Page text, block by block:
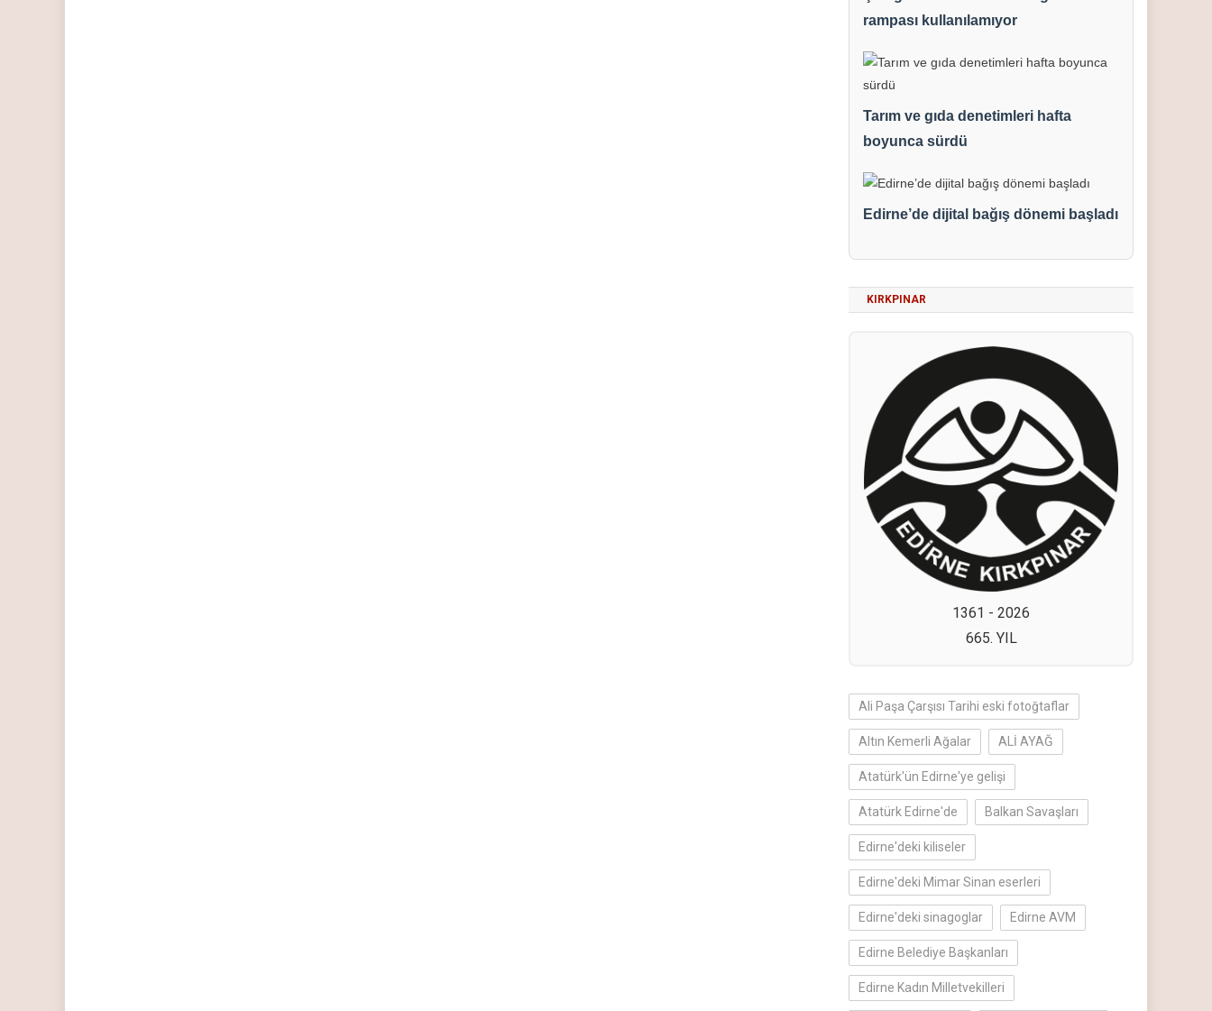
rampası kullanılamıyor
Tarım ve gıda denetimleri hafta
boyunca sürdü
Edirne’de dijital bağış dönemi başladı
KIRKPINAR
1361 - 2026
665. YIL
Ali Paşa Çarşısı Tarihi eski fotoğtaflar
Altın Kemerli Ağalar ALİ AYAĞ
Atatürk'ün Edirne'ye gelişi
Atatürk Edirne'de Balkan Savaşları
Edirne'deki kiliseler
Edirne'deki Mimar Sinan eserleri
Edirne'deki sinagoglar Edirne AVM
Edirne Belediye Başkanları
Edirne Kadın Milletvekilleri